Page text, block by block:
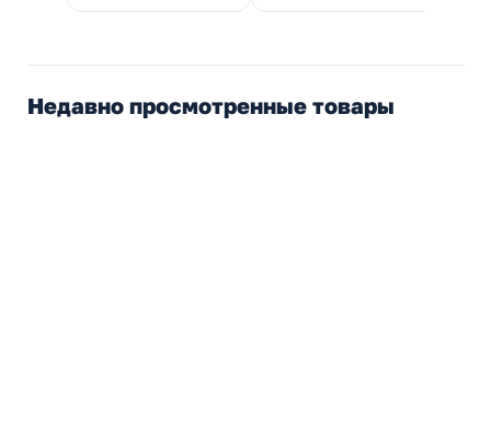
Недавно просмотренные товары